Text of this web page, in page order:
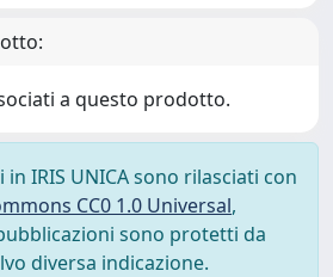
a questo prodotto.
IRIS UNICA sono rilasciati con
CC0 1.0 Universal,
sono protetti da
diversa indicazione.